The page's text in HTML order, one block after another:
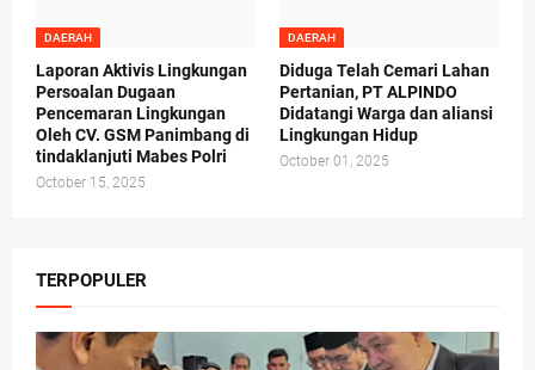
DAERAH
Laporan Aktivis Lingkungan
Persoalan Dugaan
Pencemaran Lingkungan
Oleh CV. GSM Panimbang di
tindaklanjuti Mabes Polri
October 15, 2025
DAERAH
Diduga Telah Cemari Lahan
Pertanian, PT ALPINDO
Didatangi Warga dan aliansi
Lingkungan Hidup
October 01, 2025
TERPOPULER